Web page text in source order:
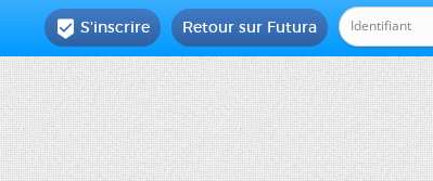
Retour sur Futura
 S'inscrire